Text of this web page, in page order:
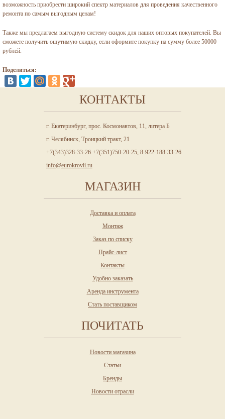
возможность приобрести широкий спектр материалов для проведения качественного
ремонта по самым выгодным ценам!
Также мы предлагаем выгодную систему скидок для наших оптовых покупателей. Вы
сможете получить ощутимую скидку, если оформите покупку на сумму более 50000
рублей.
Поделиться:
КОНТАКТЫ
г. Екатеринбург, прос. Космонавтов, 11, литера Б
г. Челябинск, Троицкий тракт, 21
+7(343)328-33-26 +7(351)750-20-25, 8-922-188-33-26
info@eurokrovli.ru
МАГАЗИН
Доставка и оплата
Монтаж
Заказ по списку
Прайс-лист
Контакты
Удобно заказать
Аренда инструмента
Стать поставщиком
ПОЧИТАТЬ
Новости магазина
Статьи
Бренды
Новости отрасли